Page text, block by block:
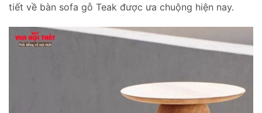
tiết về bàn sofa gỗ Teak được ưa chuộng hiện nay.